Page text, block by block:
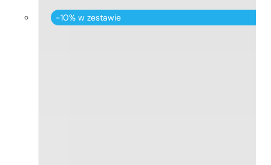
-10% w zestawie